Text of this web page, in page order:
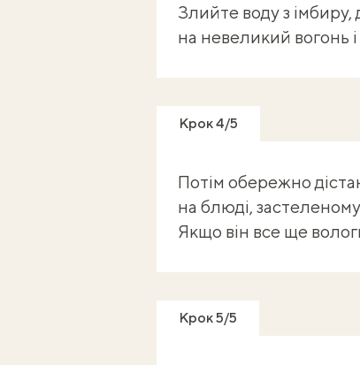
Злийте воду з
на невеликий вогонь
Крок 4/5
Потім обережно
на блюді,
Якщо він все ще
Крок 5/5